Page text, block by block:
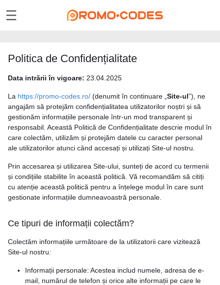
Politica de Confidențialitate
Data intrării în vigoare: 23.04.2025
La https://promo-codes.ro/ (denumit în continuare „ Site-ul”), ne
angajăm să protejăm confidențialitatea utilizatorilor noștri și să
gestionăm informațiile personale într-un mod transparent și
responsabil. Această Politică de Confidențialitate descrie modul în
care colectăm, utilizăm și protejăm datele cu caracter personal
ale utilizatorilor atunci când accesați și utilizați Site-ul nostru.
Prin accesarea și utilizarea Site-ului, sunteți de acord cu termenii
și condițiile stabilite în această politică. Vă recomandăm să citiți
cu atenție această politică pentru a înțelege modul în care sunt
gestionate informațiile dumneavoastră personale.
Ce tipuri de informații colectăm?
Colectăm informațiile următoare de la utilizatorii care vizitează
Site-ul nostru:
Informații personale: Acestea includ numele, adresa de e-
mail, numărul de telefon și orice alte informații pe care le